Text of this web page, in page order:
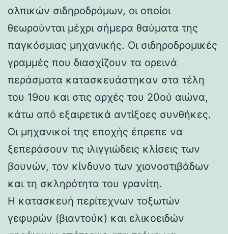
αλπικών σιδηροδρόμων, οι οποίοι
θεωρούνται μέχρι σήμερα θαύματα της
παγκόσμιας μηχανικής. Οι σιδηροδρομικές
γραμμές που διασχίζουν τα ορεινά
περάσματα κατασκευάστηκαν στα τέλη
του 19ου και στις αρχές του 20ού αιώνα,
κάτω από εξαιρετικά αντίξοες συνθήκες.
Οι μηχανικοί της εποχής έπρεπε να
ξεπεράσουν τις ιλιγγιώδεις κλίσεις των
βουνών, τον κίνδυνο των χιονοστιβάδων
και τη σκληρότητα του γρανίτη.
Η κατασκευή περίτεχνων τοξωτών
γεφυρών (βιαντούκ) και ελικοειδών